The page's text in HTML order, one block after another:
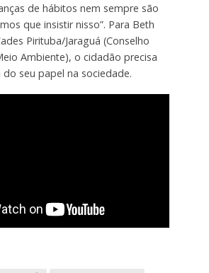
de hábitos nem sempre são
que insistir nisso”. Para Beth
Pirituba/Jaraguá (Conselho
Ambiente), o cidadão precisa
do seu papel na sociedade.